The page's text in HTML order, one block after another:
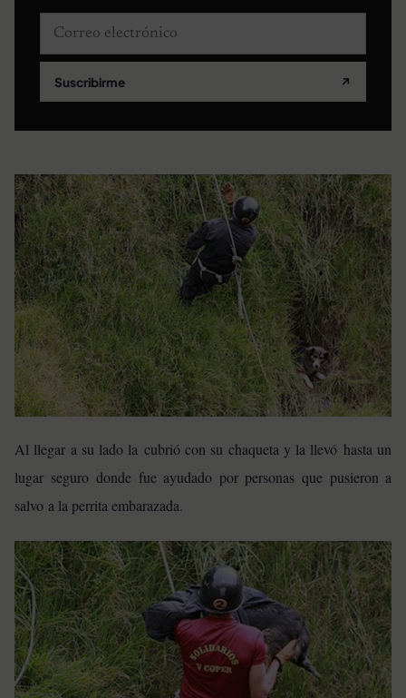
Correo electrónico
Suscribirme ↗
Al llegar a su lado la cubrió con su chaqueta y la llevó hasta un
lugar seguro donde fue ayudado por personas que pusieron a
salvo a la perrita embarazada.